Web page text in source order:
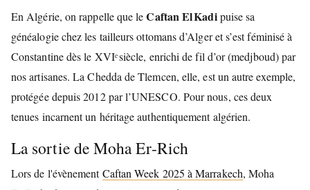
En Algérie, on rappelle que leCaftan El Kadipuise sa
généalogie chez les tailleurs ottomans d’Alger et s’est féminisé à
Constantine dès le XVIᵉ siècle, enrichi de fil d’or (medjboud) par
nos artisanes. La Chedda de Tlemcen, elle, est un autre exemple,
protégée depuis 2012 par l’UNESCO. Pour nous, ces deux
tenues incarnent un héritage authentiquement algérien.
La sortie de Moha Er‑Rich
Lors de l'évènementCaftan Week 2025 à Marrakech, Moha